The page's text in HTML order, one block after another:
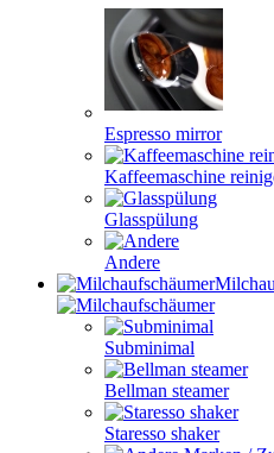
Espresso mirror
Kaffeemaschine
Glasspülung
Andere
Subminimal
Bellman steamer
Staresso shaker